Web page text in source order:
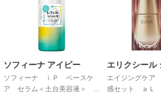
ソフィーナ アイピー
ソフィーナ ｉＰ ベースケ
ア セラム＜土台美容液＞
エイジングケ
感セット ａＬ